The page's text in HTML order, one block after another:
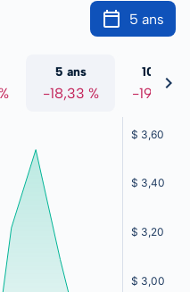
5 ans
5 ans
-18,33 %
10 ans
-19,25 %